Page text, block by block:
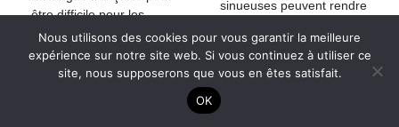
être difficile pour les
visiteurs qui ne la
maîtrisent pas.
sinueuses peuvent rendre
créer une sensation
d’encombrement.
Il est important de noter que chacun peut avoir une expérience
Nous utilisons des cookies pour vous garantir la meilleure
expérience sur notre site web. Si vous continuez à utiliser ce
site, nous supposerons que vous en êtes satisfait.
OK